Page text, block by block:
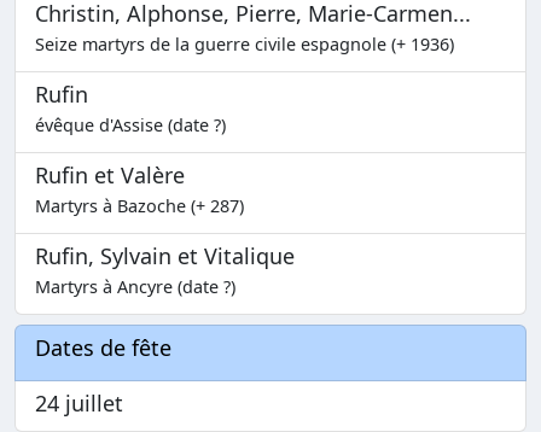
Christin, Alphonse, Pierre, Marie-Carmen...
Seize martyrs de la guerre civile espagnole (+ 1936)
Rufin
évêque d'Assise (date ?)
Rufin et Valère
Martyrs à Bazoche (+ 287)
Rufin, Sylvain et Vitalique
Martyrs à Ancyre (date ?)
Dates de fête
24 juillet